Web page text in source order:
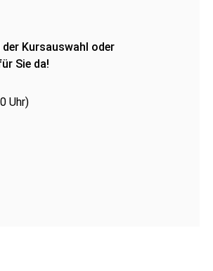
Kursauswahl oder
Sie da!
Uhr)